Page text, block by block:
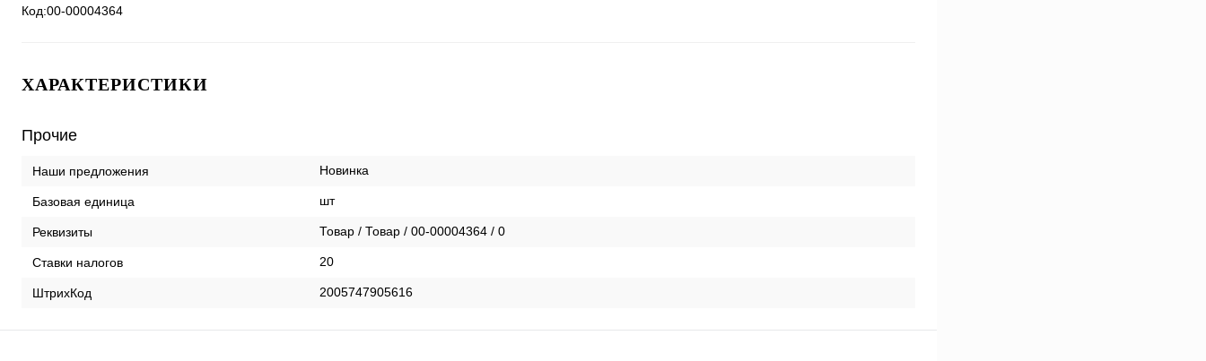
Код:00-00004364
ХАРАКТЕРИСТИКИ
Прочие
Наши предложения Новинка
Базовая единица шт
Реквизиты Товар / Товар / 00-00004364 / 0
Ставки налогов 20
ШтрихКод 2005747905616